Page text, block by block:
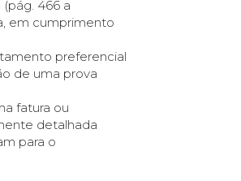
466 a
em cumprimento
preferencial
de uma prova
fatura ou
detalhada
para o